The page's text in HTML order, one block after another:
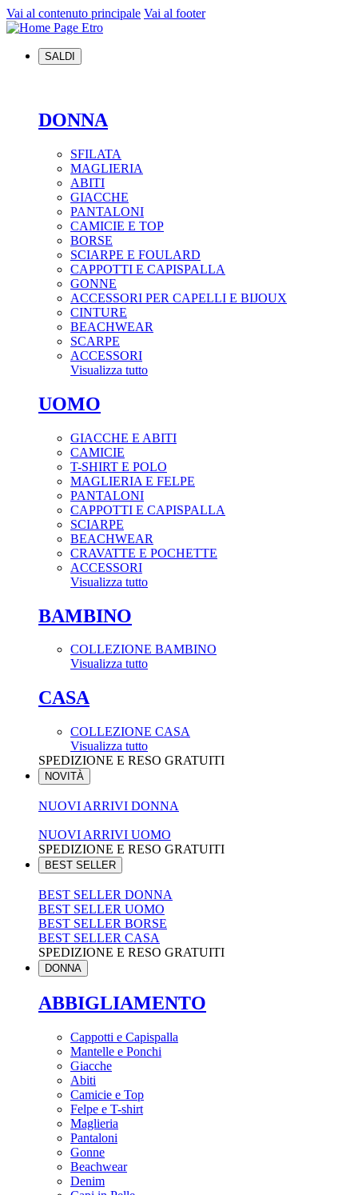
Vai al contenuto principale Vai al footer
SALDI
DONNA
SFILATA
MAGLIERIA
ABITI
GIACCHE
PANTALONI
CAMICIE E TOP
BORSE
SCIARPE E FOULARD
CAPPOTTI E CAPISPALLA
GONNE
ACCESSORI PER CAPELLI E BIJOUX
CINTURE
BEACHWEAR
SCARPE
ACCESSORI
Visualizza tutto
UOMO
GIACCHE E ABITI
CAMICIE
T-SHIRT E POLO
MAGLIERIA E FELPE
PANTALONI
CAPPOTTI E CAPISPALLA
SCIARPE
BEACHWEAR
CRAVATTE E POCHETTE
ACCESSORI
Visualizza tutto
BAMBINO
COLLEZIONE BAMBINO
Visualizza tutto
CASA
COLLEZIONE CASA
Visualizza tutto
SPEDIZIONE E RESO GRATUITI
NOVITÀ
NUOVI ARRIVI DONNA
NUOVI ARRIVI UOMO
SPEDIZIONE E RESO GRATUITI
BEST SELLER
BEST SELLER DONNA
BEST SELLER UOMO
BEST SELLER BORSE
BEST SELLER CASA
SPEDIZIONE E RESO GRATUITI
DONNA
ABBIGLIAMENTO
Cappotti e Capispalla
Mantelle e Ponchi
Giacche
Abiti
Camicie e Top
Felpe e T-shirt
Maglieria
Pantaloni
Gonne
Beachwear
Denim